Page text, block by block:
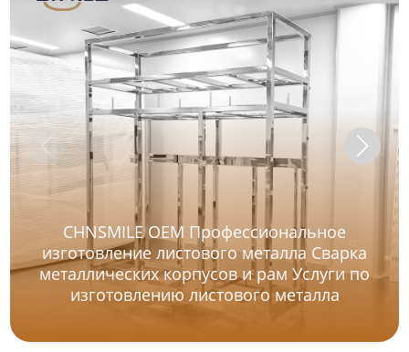
CHNSMILE OEM Профессиональное
изготовление листового металла Сварка
металлических корпусов и рам Услуги по
изготовлению листового металла